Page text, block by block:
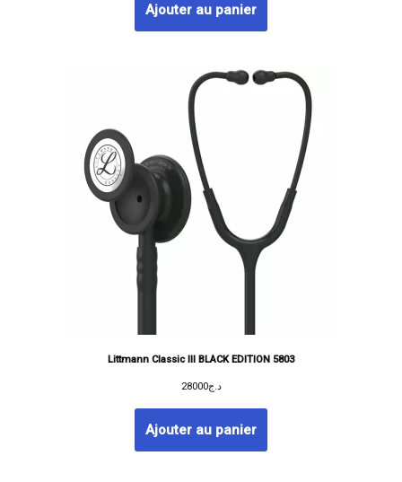
Ajouter au panier
Littmann Classic III BLACK EDITION 5803
د.ج28000
Ajouter au panier